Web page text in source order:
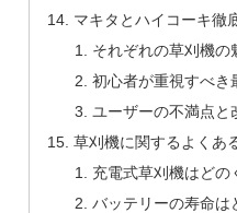
マキタとハイコーキ徹
それぞれの草刈機の
初心者が重視すべき
ユーザーの不満点と
草刈機に関するよくあ
充電式草刈機はどの
バッテリーの寿命は